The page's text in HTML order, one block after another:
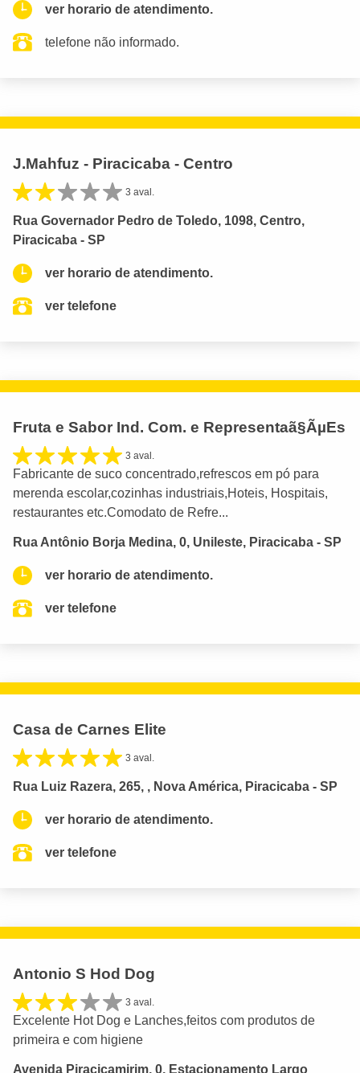
ver horario de atendimento.
telefone não informado.
J.Mahfuz - Piracicaba - Centro
3 aval.
Rua Governador Pedro de Toledo, 1098, Centro,
Piracicaba - SP
ver horario de atendimento.
ver telefone
Fruta e Sabor Ind. Com. e Representaã§ÃµEs
3 aval.
Fabricante de suco concentrado,refrescos em pó para
merenda escolar,cozinhas industriais,Hoteis, Hospitais,
restaurantes etc.Comodato de Refre...
Rua Antônio Borja Medina, 0, Unileste, Piracicaba - SP
ver horario de atendimento.
ver telefone
Casa de Carnes Elite
3 aval.
Rua Luiz Razera, 265, , Nova América, Piracicaba - SP
ver horario de atendimento.
ver telefone
Antonio S Hod Dog
3 aval.
Excelente Hot Dog e Lanches,feitos com produtos de
primeira e com higiene
Avenida Piracicamirim, 0, Estacionamento Largo